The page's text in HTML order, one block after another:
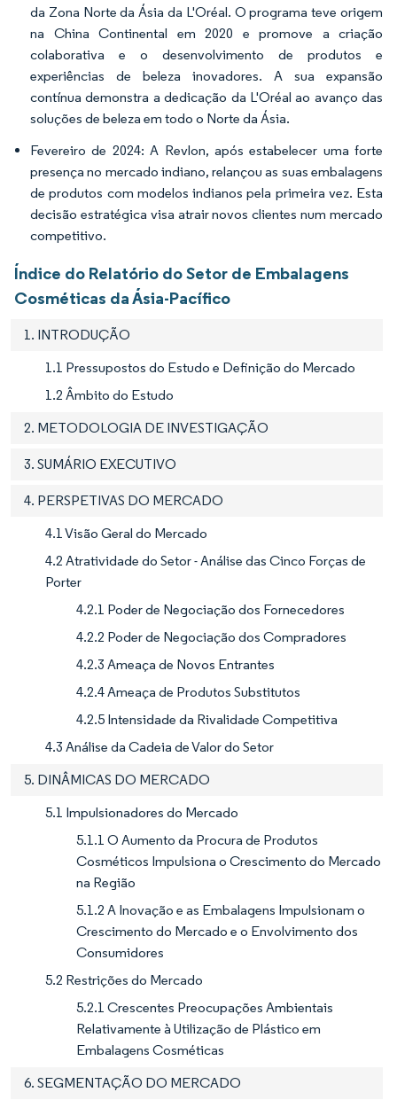
da Zona Norte da Ásia da L'Oréal. O programa teve origem
na China Continental em 2020 e promove a criação
colaborativa e o desenvolvimento de produtos e
experiências de beleza inovadores. A sua expansão
contínua demonstra a dedicação da L'Oréal ao avanço das
soluções de beleza em todo o Norte da Ásia.
Fevereiro de 2024: A Revlon, após estabelecer uma forte
presença no mercado indiano, relançou as suas embalagens
de produtos com modelos indianos pela primeira vez. Esta
decisão estratégica visa atrair novos clientes num mercado
competitivo.
Índice do Relatório do Setor de Embalagens
Cosméticas da Ásia-Pacífico
1. INTRODUÇÃO
1.1 Pressupostos do Estudo e Definição do Mercado
1.2 Âmbito do Estudo
2. METODOLOGIA DE INVESTIGAÇÃO
3. SUMÁRIO EXECUTIVO
4. PERSPETIVAS DO MERCADO
4.1 Visão Geral do Mercado
4.2 Atratividade do Setor - Análise das Cinco Forças de
Porter
4.2.1 Poder de Negociação dos Fornecedores
4.2.2 Poder de Negociação dos Compradores
4.2.3 Ameaça de Novos Entrantes
4.2.4 Ameaça de Produtos Substitutos
4.2.5 Intensidade da Rivalidade Competitiva
4.3 Análise da Cadeia de Valor do Setor
5. DINÂMICAS DO MERCADO
5.1 Impulsionadores do Mercado
5.1.1 O Aumento da Procura de Produtos
Cosméticos Impulsiona o Crescimento do Mercado
na Região
5.1.2 A Inovação e as Embalagens Impulsionam o
Crescimento do Mercado e o Envolvimento dos
Consumidores
5.2 Restrições do Mercado
5.2.1 Crescentes Preocupações Ambientais
Relativamente à Utilização de Plástico em
Embalagens Cosméticas
6. SEGMENTAÇÃO DO MERCADO